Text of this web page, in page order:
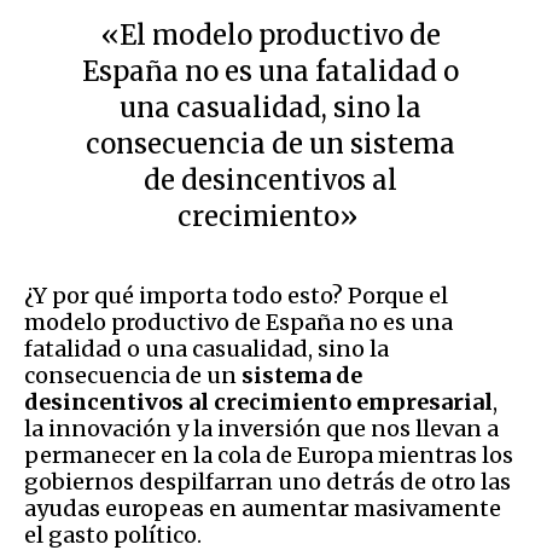
«El modelo productivo de
España no es una fatalidad o
una casualidad, sino la
consecuencia de un sistema
de desincentivos al
crecimiento»
¿Y por qué importa todo esto? Porque el
modelo productivo de España no es una
fatalidad o una casualidad, sino la
consecuencia de un sistema de
desincentivos al crecimiento empresarial,
la innovación y la inversión que nos llevan a
permanecer en la cola de Europa mientras los
gobiernos despilfarran uno detrás de otro las
ayudas europeas en aumentar masivamente
el gasto político.